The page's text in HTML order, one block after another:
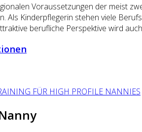
Voraussetzungen der meist
Als Kinderpflegerin stehen viele
berufliche Perspektive wird